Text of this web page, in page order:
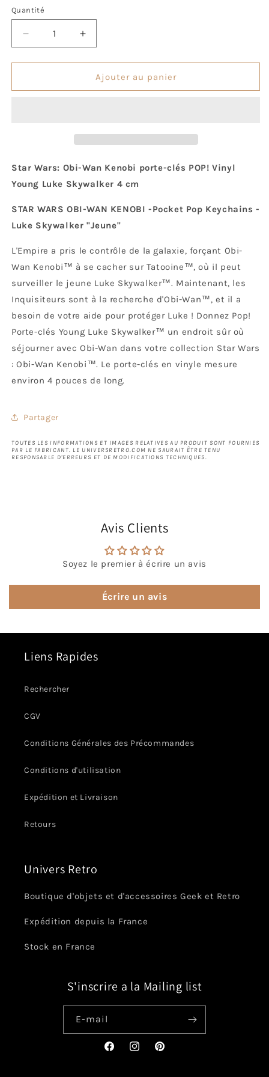
Quantité
Quantité
Réduire
la
quantité
Pop!
Augmenter
la
quantité
Pop!
Ajouter au panier
Star Wars: Obi-Wan Kenobi porte-clés POP! Vinyl
Young Luke Skywalker 4 cm
STAR WARS OBI-WAN KENOBI -Pocket Pop Keychains -
Luke Skywalker "Jeune"
L'Empire a pris le contrôle de la galaxie, forçant Obi-
Wan Kenobi™ à se cacher sur Tatooine™, où il peut
surveiller le jeune Luke Skywalker™. Maintenant, les
Inquisiteurs sont à la recherche d'Obi-Wan™, et il a
besoin de votre aide pour protéger Luke ! Donnez Pop!
Porte-clés Young Luke Skywalker™ un endroit sûr où
séjourner avec Obi-Wan dans votre collection Star Wars
: Obi-Wan Kenobi™. Le porte-clés en vinyle mesure
environ 4 pouces de long.
Partager
TOUTES LES INFORMATIONS ET IMAGES RELATIVES AU PRODUIT SONT FOURNIES
PAR LE FABRICANT. LE UNIVERSRETRO.COM NE SAURAIT ÊTRE TENU
RESPONSABLE D'ERREURS ET DE MODIFICATIONS TECHNIQUES.
Avis Clients
Soyez le premier à écrire un avis
Écrire un avis
Liens Rapides
Rechercher
CGV
Conditions Générales des Précommandes
Conditions d'utilisation
Expédition et Livraison
Retours
Univers Retro
Boutique d'objets et d'accessoires Geek et Retro
Expédition depuis la France
Stock en France
S'inscrire a la Mailing list
E-mail
FacebookInstagramPinterest